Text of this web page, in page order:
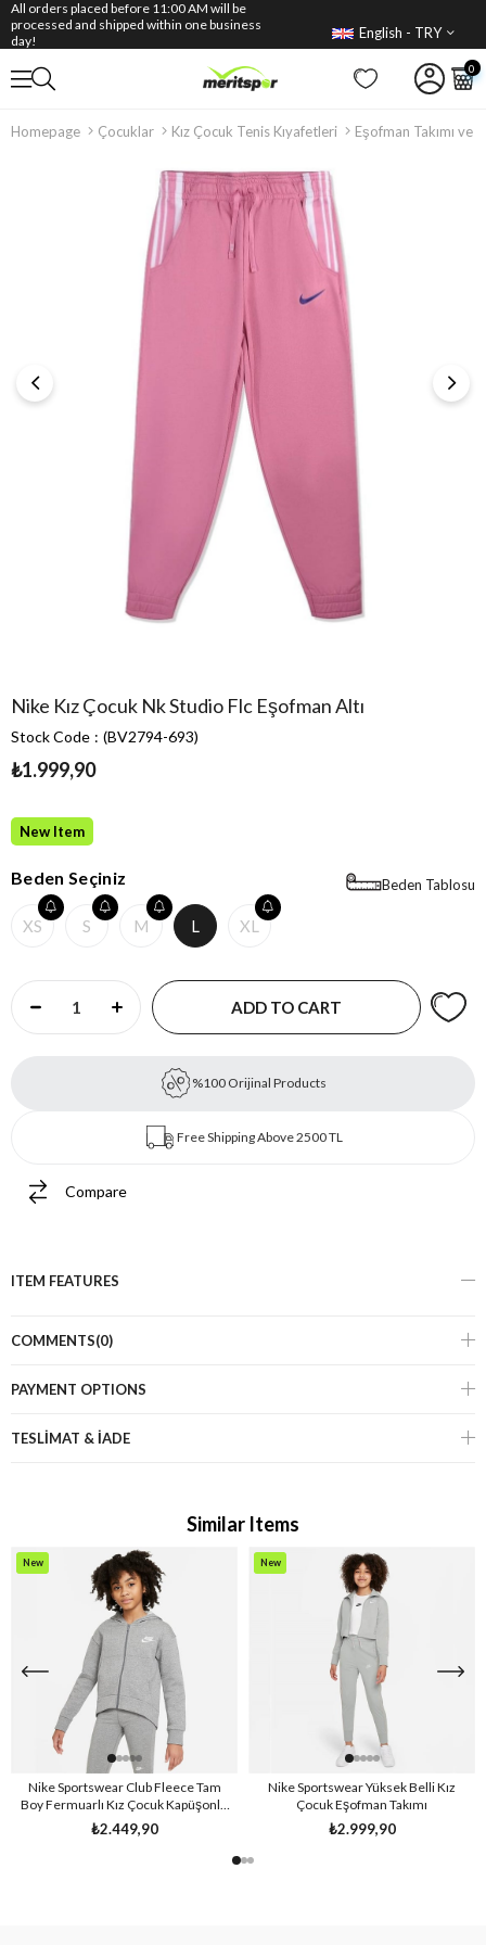
All orders placed before 11:00 AM will be
processed and shipped within one business
day!
English - TRY
0
Homepage Çocuklar Kız Çocuk Tenis Kıyafetleri Eşofman Takımı ve
Nike Kız Çocuk Nk Studio Flc Eşofman Altı
Stock Code (BV2794-693)
₺1.999,90
New Item
Beden Tablosu
Beden Seçiniz
XS S M L XL
%100 Orijinal Products
Free Shipping Above 2500 TL
Compare
ITEM FEATURES
COMMENTS(0)
PAYMENT OPTIONS
TESLİMAT & İADE
Similar Items
Nike Sportswear Club Fleece Tam
Boy Fermuarlı Kız Çocuk Kapüşonlu
Üst
₺2.449,90
New
Nike Sportswear Yüksek Belli Kız
Çocuk Eşofman Takımı
₺2.999,90
New